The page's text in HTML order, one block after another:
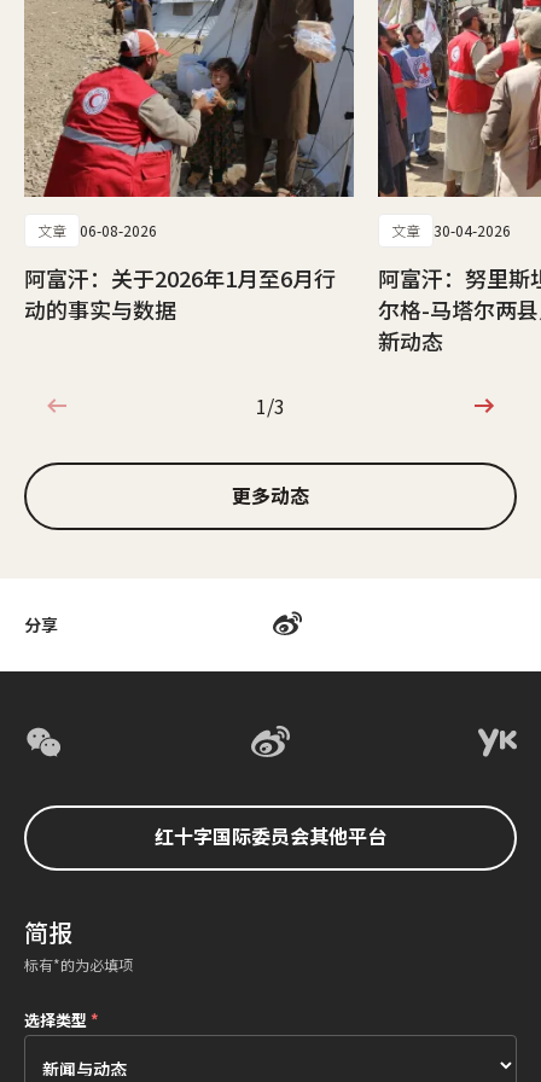
分享
文章 06-08-2026
阿富汗：关于2026年1月至6月行
动的事实与数据
文章 30-04-2026
阿富汗：努里斯
尔格-马塔尔两
新动态
1/3
1/3
更多动态
红十字国际委员会其他平台
简报
标有*的为必填项
选择类型 *